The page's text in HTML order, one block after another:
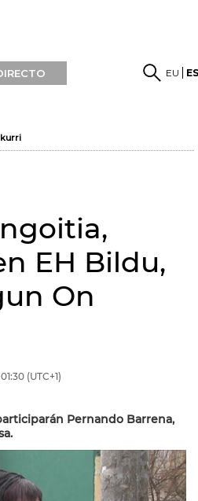
EU
EH Bildu,
On
01:30 (UTC+1)
Pernando Barrena,